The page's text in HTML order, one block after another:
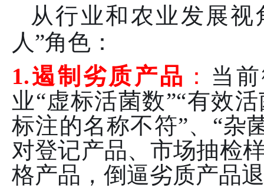
从行业和农业发展
人”角色：
1.遏制劣质产品 ： 当
业“虚标活菌数”“有效
标注的名称不符”、“杂
对登记产品、市场抽检
格产品，倒逼劣质产品